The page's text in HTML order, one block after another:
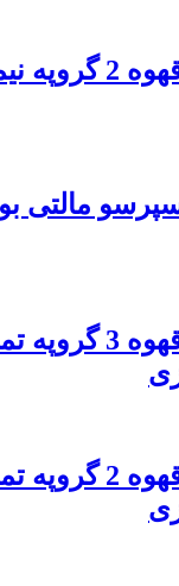
اسپرسو قهوه 2
مالتی
اسپرسو قهوه 3
اسپرسو قهوه 2